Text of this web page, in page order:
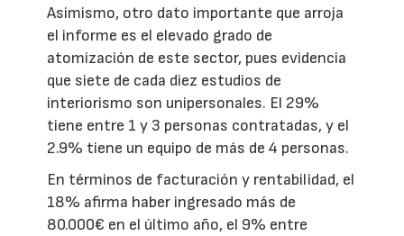
Asimismo, otro dato importante que arroja
el informe es el elevado grado de
atomización de este sector, pues evidencia
que siete de cada diez estudios de
interiorismo son unipersonales. El 29%
tiene entre 1 y 3 personas contratadas, y el
2.9% tiene un equipo de más de 4 personas.
En términos de facturación y rentabilidad, el
18% afirma haber ingresado más de
80.000€ en el último año, el 9% entre